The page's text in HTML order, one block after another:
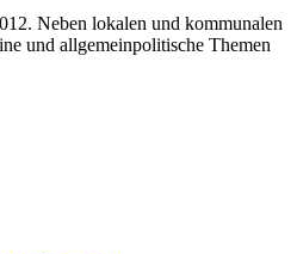
Neben lokalen und kommunalen
und allgemeinpolitische Themen